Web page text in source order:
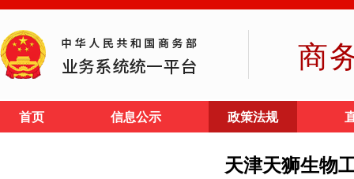
商
首页 信息公示 政策法规
天津天狮生物